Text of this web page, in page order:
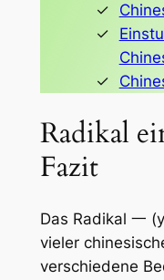
Radikal
Fazit
Das Radikal 一
vieler
verschiedene